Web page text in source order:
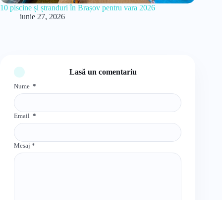
10 piscine și ștranduri în Brașov pentru vara 2026
iunie 27, 2026
Lasă un comentariu
Nume *
Email *
Mesaj *